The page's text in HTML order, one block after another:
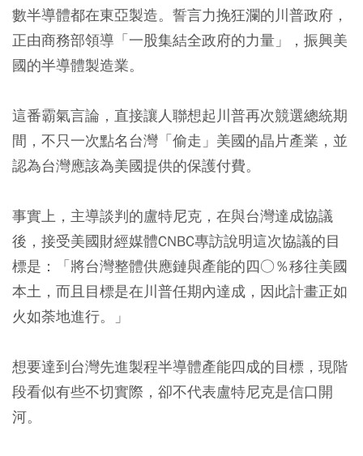
數半導體都在東亞製造。誓言力挽狂瀾的川普政府，
正由商務部領導「一股集結全政府的力量」，振興美
國的半導體製造業。
這番霸氣言論，直接讓人聯想起川普再次競選總統期
間，不只一次點名台灣「偷走」美國的晶片產業，並
認為台灣應該為美國提供的保護付費。
事實上，主導談判的盧特尼克，在與台灣達成協議
後，接受美國財經媒體CNBC專訪說明這次協議的目
標是：「將台灣整體供應鏈與產能的四○％移往美國
本土，而且目標是在川普任期內達成，因此計畫正如
火如荼地進行。」
想要達到台灣先進製程半導體產能四成的目標，現階
段看似有些不切實際，卻不代表盧特尼克是信口開
河。